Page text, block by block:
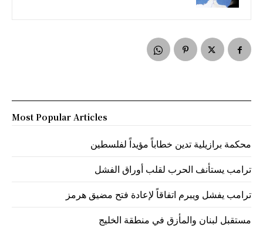
Most Popular Articles
محكمة برازيلية تدين خطاباً مؤيداً لفلسطين
ترامب يستأنف الحرب لقلب أوراق الفشل
ترامب يفشل ويبرم اتفاقاً لإعادة فتح مضيق هرمز
مستقبل لبنان والمأزق في منطقة الخليج